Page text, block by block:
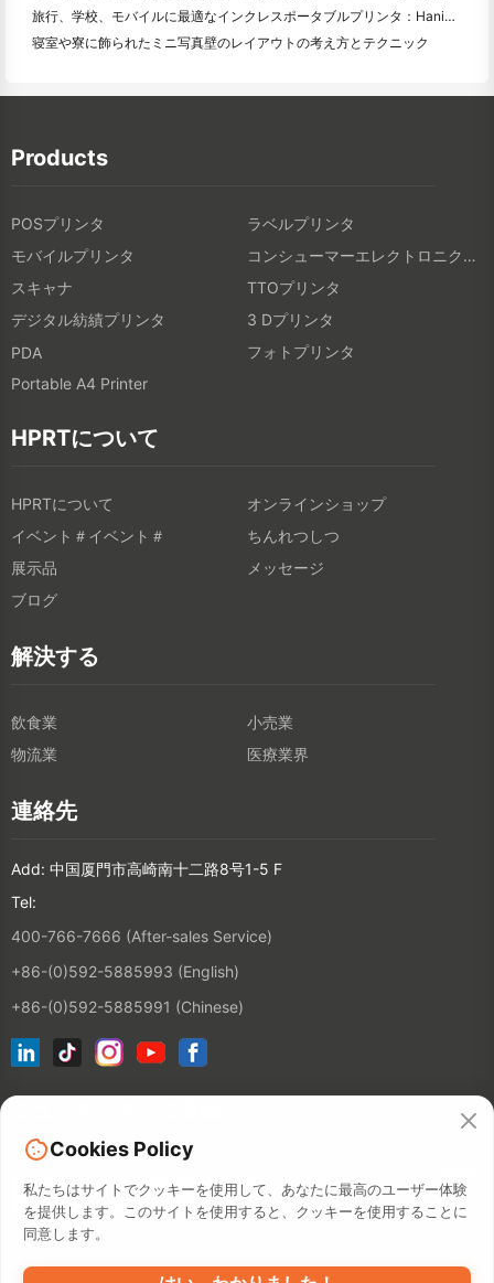
旅行、学校、モバイルに最適なインクレスポータブルプリンタ：Hanin MT 620 Pro評価
寝室や寮に飾られたミニ写真壁のレイアウトの考え方とテクニック
Products
POSプリンタ
ラベルプリンタ
モバイルプリンタ
コンシューマーエレクトロニクス製品
スキャナ
TTOプリンタ
デジタル紡績プリンタ
3 Dプリンタ
PDA
フォトプリンタ
Portable A4 Printer
HPRTについて
HPRTについて
オンラインショップ
イベント＃イベント＃
ちんれつしつ
展示品
メッセージ
ブログ
解決する
飲食業
小売業
物流業
医療業界
連絡先
Add: 中国厦門市高崎南十二路8号1-5 F
Tel:
400-766-7666 (After-sales Service)
+86-(0)592-5885993 (English)
+86-(0)592-5885991 (Chinese)
©2026 XIAMEN HANIN CO., LTD.プライバシーポリシー 使用期間
Cookies Policy
私たちはサイトでクッキーを使用して、あなたに最高のユーザー体験
を提供します。このサイトを使用すると、クッキーを使用することに
同意します。